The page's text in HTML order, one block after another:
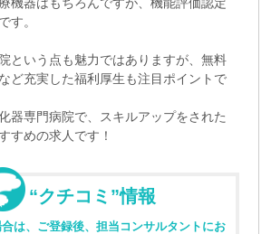
す。
という点も魅力ではありますが、無料
ど充実した福利厚生も注目ポイントで
器専門病院で、スキルアップをされた
すめの求人です！
“クチコミ”情報
は、ご登録後、担当コンサルタントにお